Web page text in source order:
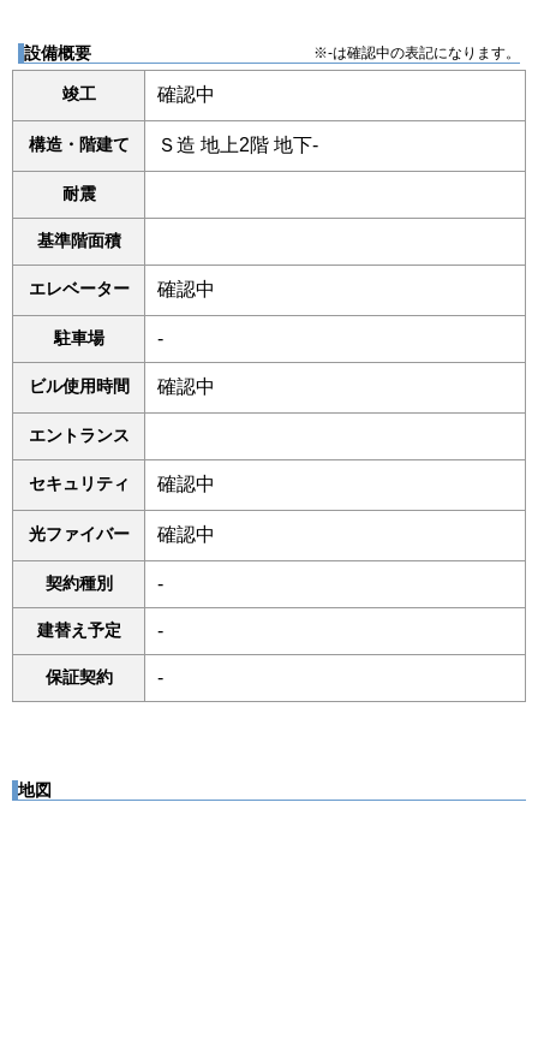
設備概要 ※-は確認中の表記になります。
竣工 確認中
構造・階建て Ｓ造 地上2階 地下-
耐震
基準階面積
エレベーター 確認中
駐車場 -
ビル使用時間 確認中
エントランス
セキュリティ 確認中
光ファイバー 確認中
契約種別 -
建替え予定 -
保証契約 -
地図